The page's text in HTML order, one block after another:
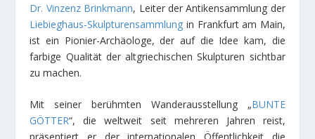
Dr. Vinzenz Brinkmann, Leiter der Antikensammlung der
Liebieghaus-Skulpturensammlung in Frankfurt am Main,
ist ein Pionier-Archäologe, der auf die Idee kam, die
farbige Qualität der altgriechischen Skulpturen sichtbar
zu machen.
Mit seiner berühmten Wanderausstellung „BUNTE
GÖTTER“, die weltweit seit mehreren Jahren reist,